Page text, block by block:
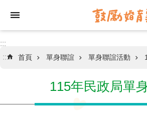
情
:::
:::
首頁 單身聯誼 單身聯誼活動
115年民政局單